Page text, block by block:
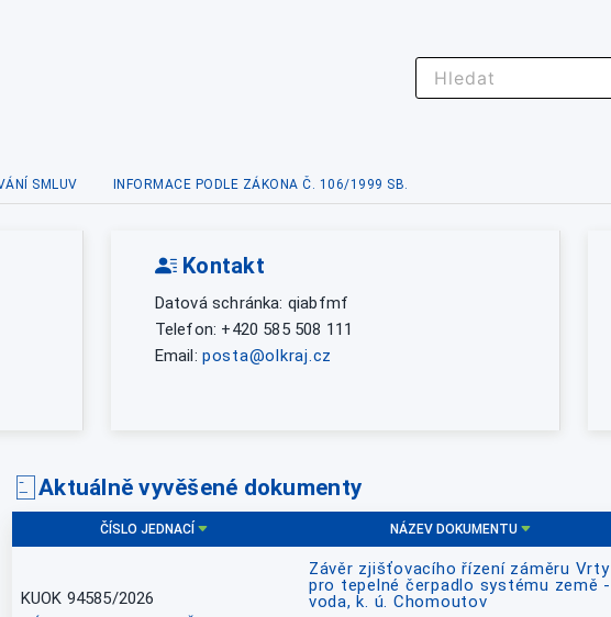
SMLUV INFORMACE PODLE ZÁKONA Č. 106/1999 SB.
Kontakt
Datová schránka: qiabfmf
Telefon: +420 585 508 111
Email: posta@olkraj.cz
Aktuálně vyvěšené dokumenty
ČÍSLO JEDNACÍ NÁZEV DOKUMENTU
KUOK 94585/2026
Závěr zjišťovacího řízení záměru Vrty
pro tepelné čerpadlo systému země -
voda, k. ú. Chomoutov